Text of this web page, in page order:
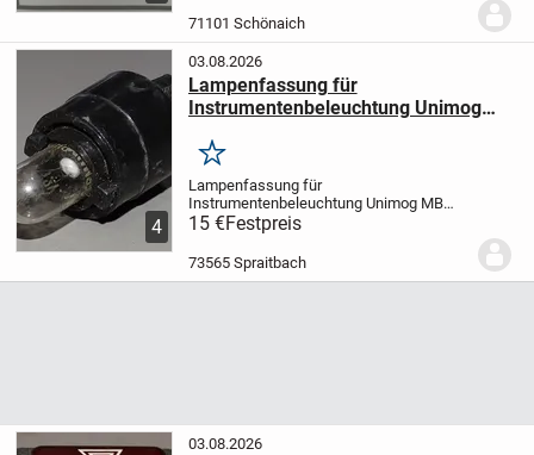
71101 Schönaich
4
03.08.2026
Lampenfassung für
Instrumentenbeleuchtung Unimog
Merken
Lampenfassung für
Instrumentenbeleuchtung Unimog MB
Trac oldtimerA0005451219, 000 545 12
Das Teil lagert schon einige Zeit bei
mir. Den Zustand ( nicht gereinigt, )
entnehmen Sie bitte den...
15 €Festpreis
73565 Spraitbach
03.08.2026